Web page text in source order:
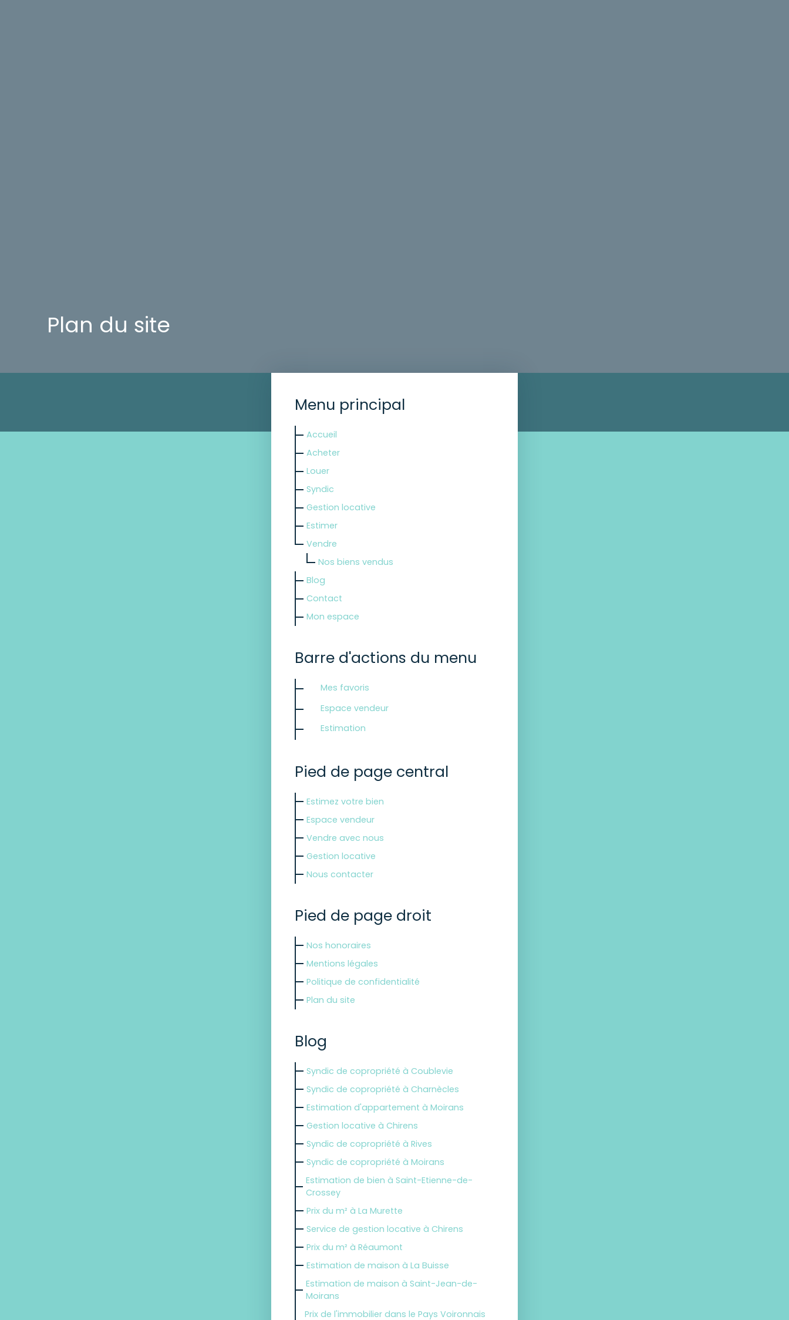
Plan du site
Menu principal
Accueil
Acheter
Louer
Syndic
Gestion locative
Estimer
Vendre
Nos biens vendus
Blog
Contact
Mon espace
Barre d'actions du menu
Mes favoris
Espace vendeur
Estimation
Pied de page central
Estimez votre bien
Espace vendeur
Vendre avec nous
Gestion locative
Nous contacter
Pied de page droit
Nos honoraires
Mentions légales
Politique de confidentialité
Plan du site
Blog
Syndic de copropriété à Coublevie
Syndic de copropriété à Charnècles
Estimation d'appartement à Moirans
Gestion locative à Chirens
Syndic de copropriété à Rives
Syndic de copropriété à Moirans
Estimation de bien à Saint-Etienne-de-
Crossey
Prix du m² à La Murette
Service de gestion locative à Chirens
Prix du m² à Réaumont
Estimation de maison à La Buisse
Estimation de maison à Saint-Jean-de-
Moirans
Prix de l'immobilier dans le Pays Voironnais